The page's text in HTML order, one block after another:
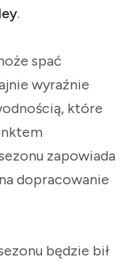
.
spać
wyraźnie
które
zapowiada
dopracowanie
będzie bił